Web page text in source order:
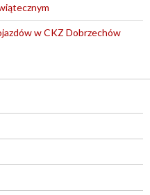
w CKZ Dobrzechów